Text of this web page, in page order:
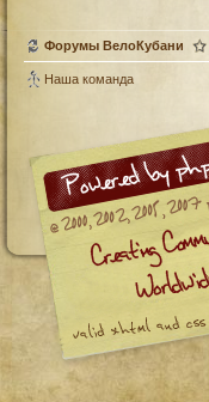
Форумы ВелоКубани
Наша команда